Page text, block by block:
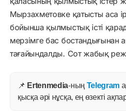
Мырзахметовке қатысты аса
бойынша қылмыстық істі
мерзімге бас бостандығынан
тағайындалды. Сот жабық
📌 Ertenmedia-ның Telegram
қысқа әрі нұсқа, ең өзекті